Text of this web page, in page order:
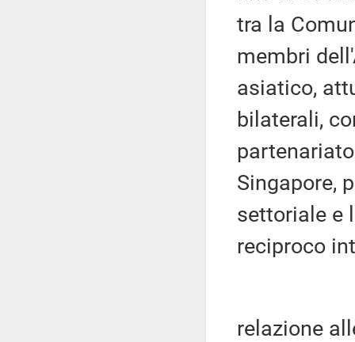
tra la
membri
asiatico,
bilaterali,
Singapore,
settoriale e
reciproco
relazione